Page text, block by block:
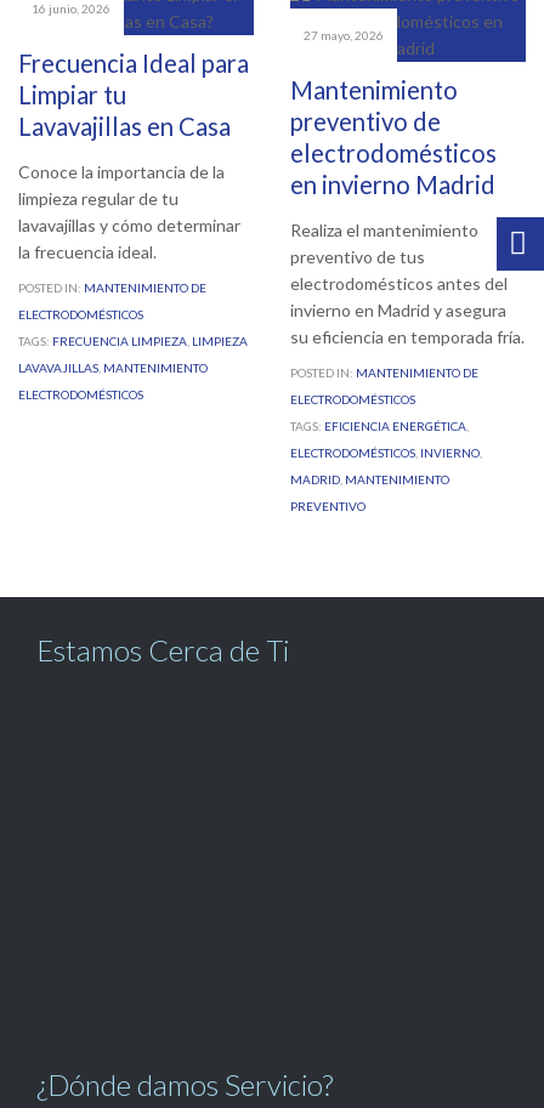
16 junio, 2026
Frecuencia Ideal para
Limpiar tu
Lavavajillas en Casa
Conoce la importancia de la
limpieza regular de tu
lavavajillas y cómo determinar
la frecuencia ideal.
POSTED IN: MANTENIMIENTO DE
ELECTRODOMÉSTICOS
TAGS: FRECUENCIA LIMPIEZA LIMPIEZA
LAVAVAJILLAS MANTENIMIENTO
ELECTRODOMÉSTICOS
27 mayo, 2026
Mantenimiento
preventivo de
electrodomésticos
en invierno Madrid
Realiza el mantenimiento
preventivo de tus
electrodomésticos antes del
invierno en Madrid y asegura
su eficiencia en temporada fría.
POSTED IN: MANTENIMIENTO DE
ELECTRODOMÉSTICOS
TAGS: EFICIENCIA ENERGÉTICA
ELECTRODOMÉSTICOS INVIERNO
MADRID MANTENIMIENTO
PREVENTIVO
Estamos Cerca de Ti
¿Dónde damos Servicio?